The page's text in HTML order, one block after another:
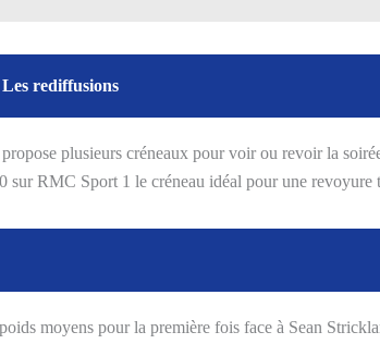
rediffusions
plusieurs créneaux pour voir ou revoir la
RMC Sport 1 le créneau idéal pour une revoyure
moyens pour la première fois face à Sean